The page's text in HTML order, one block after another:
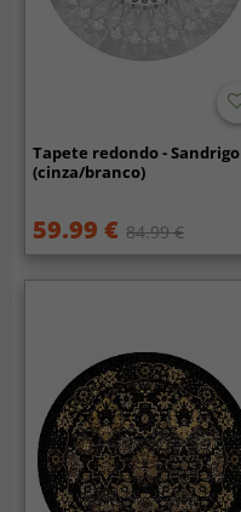
Tapete redondo - Sandrigo
(cinza/branco)
59.99 € 84.99 €